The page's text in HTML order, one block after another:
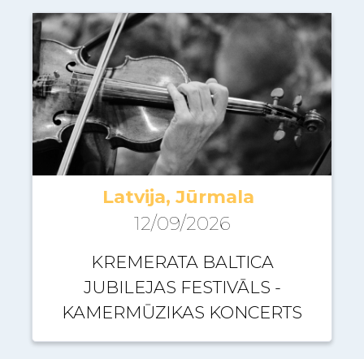
Latvija, Jūrmala
12/09/2026
KREMERATA BALTICA
JUBILEJAS FESTIVĀLS -
KAMERMŪZIKAS KONCERTS